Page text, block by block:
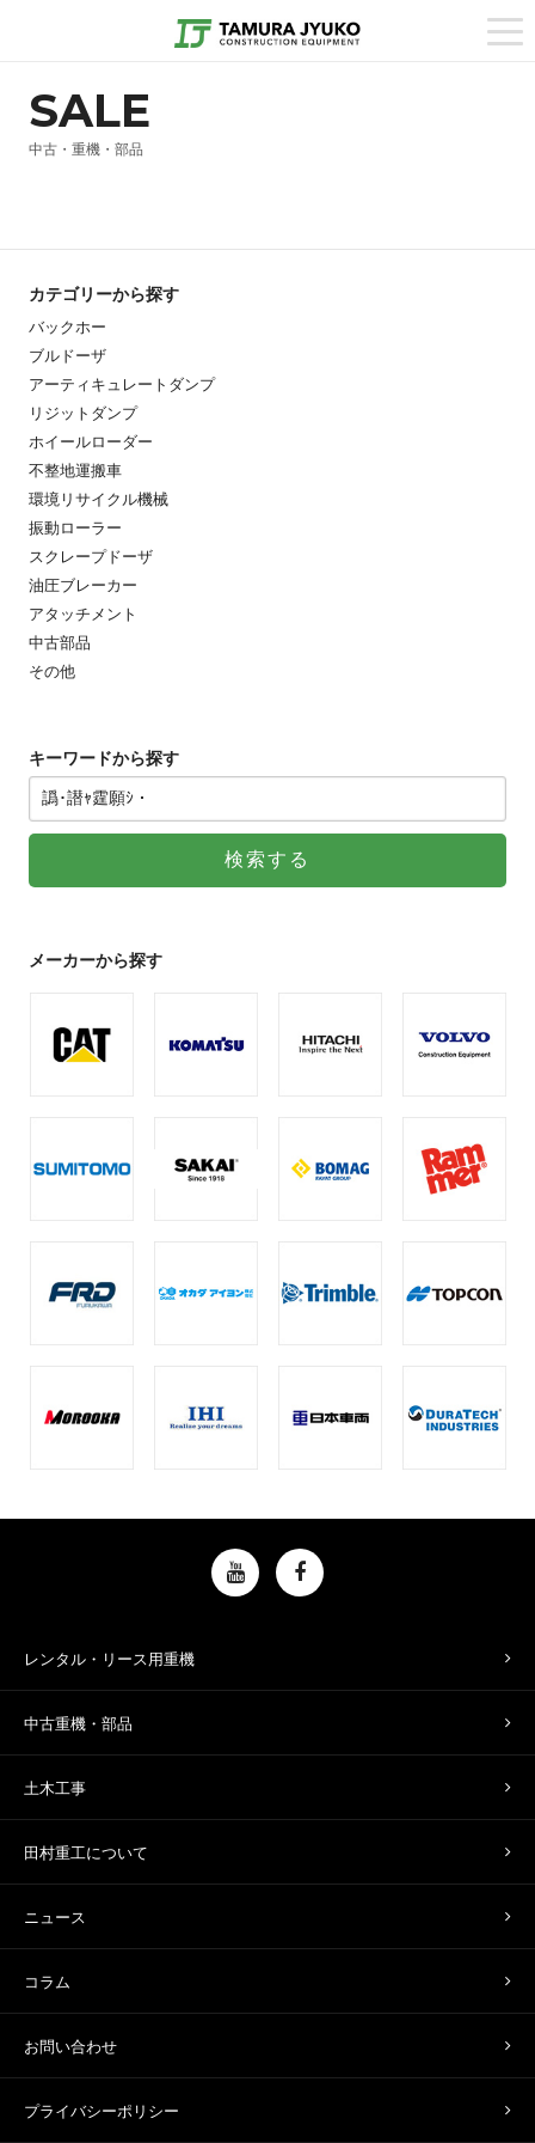
SALE
中古・重機・部品
カテゴリーから探す
バックホー
ブルドーザ
アーティキュレートダンプ
リジットダンプ
ホイールローダー
不整地運搬車
環境リサイクル機械
振動ローラー
スクレープドーザ
油圧ブレーカー
アタッチメント
中古部品
その他
キーワードから探す
メーカーから探す
レンタル・リース用重機
中古重機・部品
土木工事
田村重工について
ニュース
コラム
お問い合わせ
プライバシーポリシー